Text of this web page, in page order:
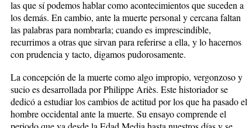
las que sí podemos hablar como acontecimientos que suceden a
los demás. En cambio, ante la muerte personal y cercana faltan
las palabras para nombrarla; cuando es imprescindible,
recurrimos a otras que sirvan para referirse a ella, y lo hacernos
con prudencia y tacto, digamos pudorosamente.
La concepción de la muerte como algo impropio, vergonzoso y
sucio es desarrollada por Philippe Ariès. Este historiador se
dedicó a estudiar los cambios de actitud por los que ha pasado el
hombre occidental ante la muerte. Su ensayo comprende el